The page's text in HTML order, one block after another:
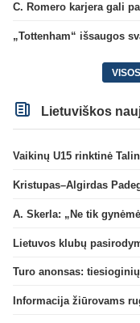
C. Romero karjera gali
„Tottenham“ išsaugos
Lietuviškos
A. Skerla: „Ne tik
Turo anonsas:
Informacija žiūrovams